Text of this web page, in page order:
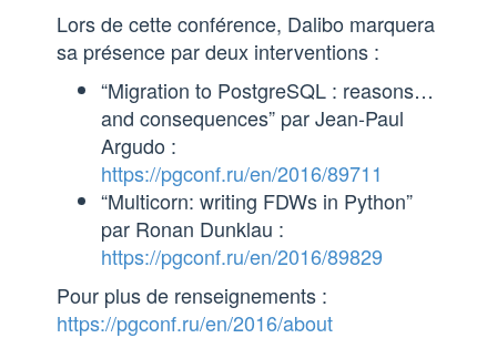
Lors de cette conférence, Dalibo marquera
sa présence par deux interventions :
“Migration to PostgreSQL : reasons…
and consequences” par Jean-Paul
Argudo :
https://pgconf.ru/en/2016/89711
“Multicorn: writing FDWs in Python”
par Ronan Dunklau :
https://pgconf.ru/en/2016/89829
Pour plus de renseignements :
https://pgconf.ru/en/2016/about